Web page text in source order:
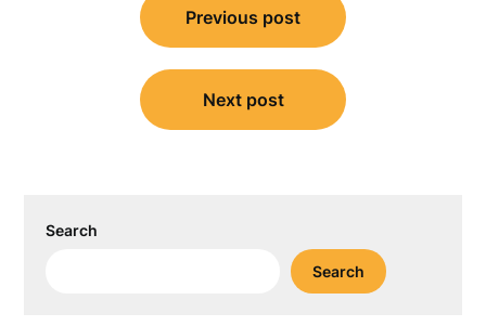
navigation
Previous post
Next post
Search
Search